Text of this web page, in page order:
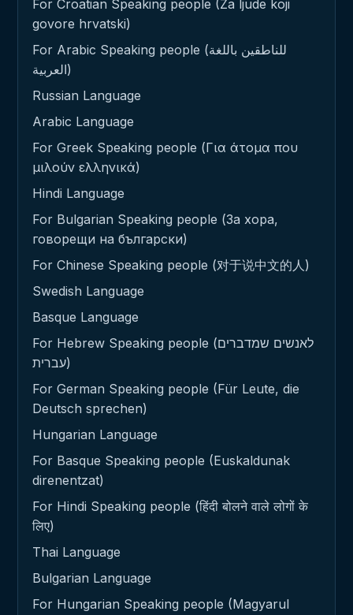
For Croatian Speaking people (Za ljude koji
govore hrvatski)
For Arabic Speaking people (للناطقين باللغة
العربية)
Russian Language
Arabic Language
For Greek Speaking people (Για άτομα που
μιλούν ελληνικά)
Hindi Language
For Bulgarian Speaking people (За хора,
говорещи на български)
For Chinese Speaking people (对于说中文的人)
Swedish Language
Basque Language
For Hebrew Speaking people (לאנשים שמדברים
עברית)
For German Speaking people (Für Leute, die
Deutsch sprechen)
Hungarian Language
For Basque Speaking people (Euskaldunak
direnentzat)
For Hindi Speaking people (हिंदी बोलने वाले लोगों के
लिए)
Thai Language
Bulgarian Language
For Hungarian Speaking people (Magyarul